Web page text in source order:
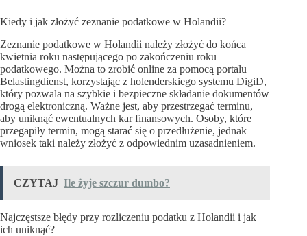
Kiedy i jak złożyć zeznanie podatkowe w Holandii?
Zeznanie podatkowe w Holandii należy złożyć do końca
kwietnia roku następującego po zakończeniu roku
podatkowego. Można to zrobić online za pomocą portalu
Belastingdienst, korzystając z holenderskiego systemu DigiD,
który pozwala na szybkie i bezpieczne składanie dokumentów
drogą elektroniczną. Ważne jest, aby przestrzegać terminu,
aby uniknąć ewentualnych kar finansowych. Osoby, które
przegapiły termin, mogą starać się o przedłużenie, jednak
wniosek taki należy złożyć z odpowiednim uzasadnieniem.
CZYTAJ Ile żyje szczur dumbo?
Najczęstsze błędy przy rozliczeniu podatku z Holandii i jak
ich uniknąć?